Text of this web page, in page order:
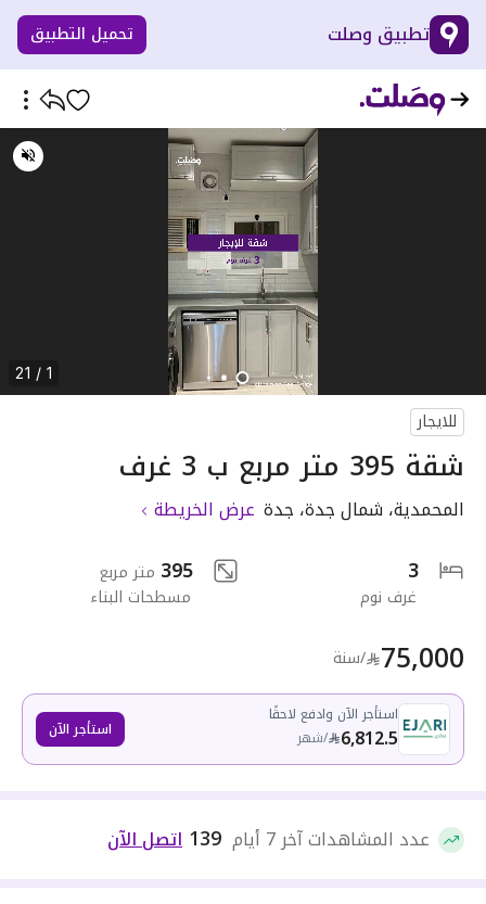
تطبيق وصلت تحميل التطبيق
1 / 21
للايجار
شقة 395 متر مربع ب 3 غرف
المحمدية، شمال جدة، جدة عرض الخريطة
3
غرف نوم
395 متر مربع
مسطحات البناء
75,000 /سنة
استأجر الآن وادفع لاحقًا
6,812.5
/شهر استأجر الآن
عدد المشاهدات آخر 7 أيام 139 اتصل الآن